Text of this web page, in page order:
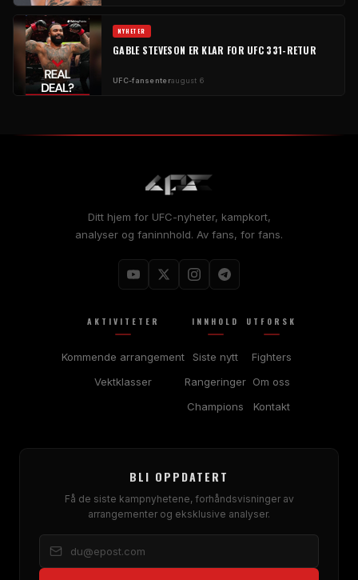
NYHETER
GABLE STEVESON ER KLAR FOR UFC 331-RETUR
UFC-fansenteraugust 6
Ditt hjem for UFC-nyheter, kampkort,
analyser og faninnhold. Av fans, for fans.
AKTIVITETER
Kommende arrangement
Vektklasser
INNHOLD
Siste nytt
Rangeringer
Champions
UTFORSK
Fighters
Om oss
Kontakt
BLI OPPDATERT
Få de siste kampnyhetene, forhåndsvisninger av
arrangementer og eksklusive analyser.